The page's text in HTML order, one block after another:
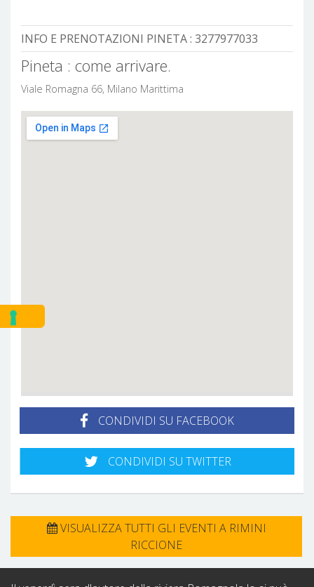
INFO E PRENOTAZIONI PINETA : 3277977033
Pineta : come arrivare.
Viale Romagna 66, Milano Marittima
CONDIVIDI SU FACEBOOK
CONDIVIDI SU TWITTER
VISUALIZZA TUTTI GLI EVENTI A RIMINI
RICCIONE